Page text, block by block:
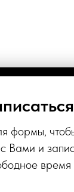
формы,
с Вами и
время